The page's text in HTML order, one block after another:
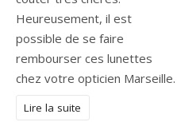
Heureusement, il est
possible de se faire
rembourser ces lunettes
chez votre opticien Marseille.
Lire la suite